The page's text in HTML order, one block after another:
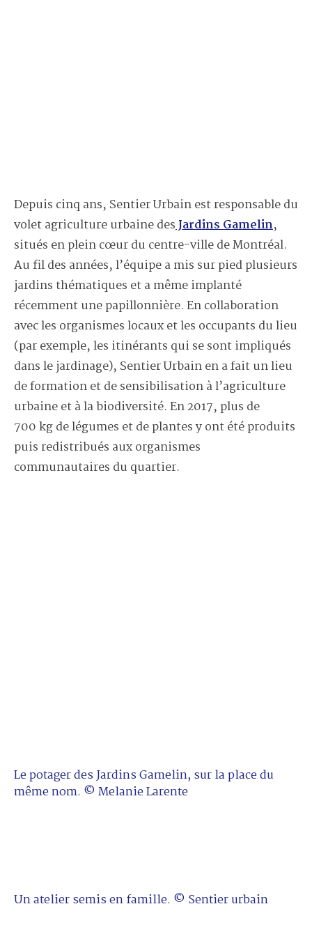
Depuis cinq ans, Sentier Urbain est responsable du
volet agriculture urbaine desJardins Gamelin,
situés en plein cœur du centre-ville de Montréal.
Au fil des années, l’équipe a mis sur pied plusieurs
jardins thématiques et a même implanté
récemment une papillonnière. En collaboration
avec les organismes locaux et les occupants du lieu
(par exemple, les itinérants qui se sont impliqués
dans le jardinage), Sentier Urbain en a fait un lieu
de formation et de sensibilisation à l’agriculture
urbaine et à la biodiversité. En 2017, plus de
700 kg de légumes et de plantes y ont été produits
puis redistribués aux organismes
communautaires du quartier.
Le potager des Jardins Gamelin, sur la place du
même nom. © Melanie Larente
Un atelier semis en famille. © Sentier urbain